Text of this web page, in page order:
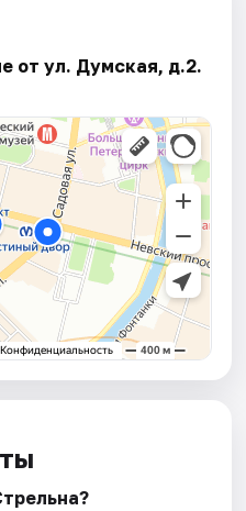
от ул. Думская, д.2.